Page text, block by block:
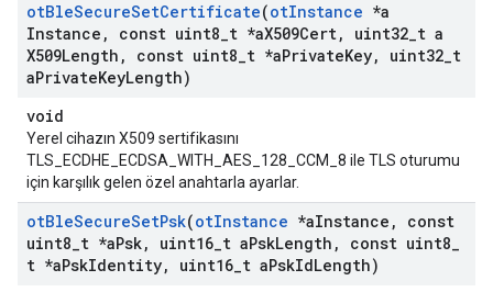
otBleSecureSetCertificate(otInstance *a
Instance , const uint8 t *aX509Cert, uint32 t a
X509Length , const uint8 t *aPrivateKey, uint32 t
aPrivateKeyLength)
void
Yerel cihazın X509 sertifikasını
TLS_ECDHE_ECDSA_WITH_AES_128_CCM_8 ile TLS oturumu
için karşılık gelen özel anahtarla ayarlar.
otBleSecureSetPsk(otInstance *aInstance ,
const
uint8 t *aPsk, uint16 t aPskLength , const uint8
t *aPskIdentity, uint16 t aPskIdLength)